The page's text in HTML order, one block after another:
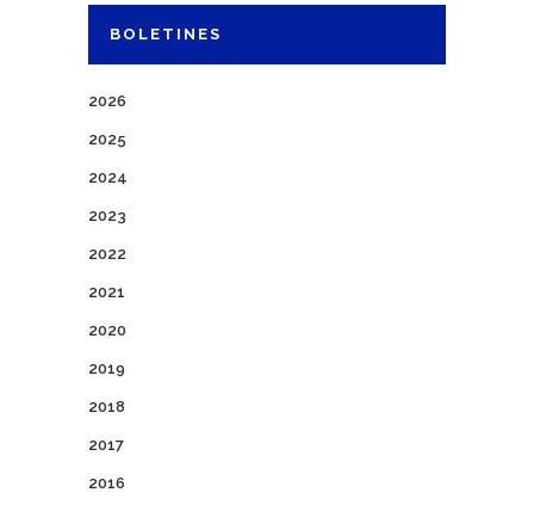
BOLETINES
2026
2025
2024
2023
2022
2021
2020
2019
2018
2017
2016